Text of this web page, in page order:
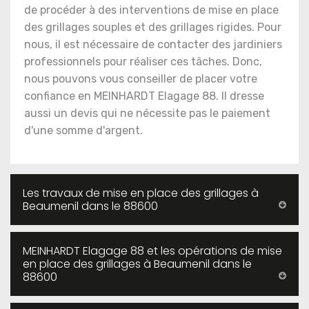
de procéder à des interventions de mise en place
des grillages souples et des grillages rigides. Pour
nous, il est nécessaire de contacter des jardiniers
professionnels pour réaliser ces tâches. Donc,
nous pouvons vous conseiller de placer votre
confiance en MEINHARDT Elagage 88. Il dresse
aussi un devis qui ne nécessite pas le paiement
d'une somme d'argent.
Les travaux de mise en place des grillages à
Beaumenil dans le 88600
MEINHARDT Elagage 88 et les opérations de mise
en place des grillages à Beaumenil dans le
88600